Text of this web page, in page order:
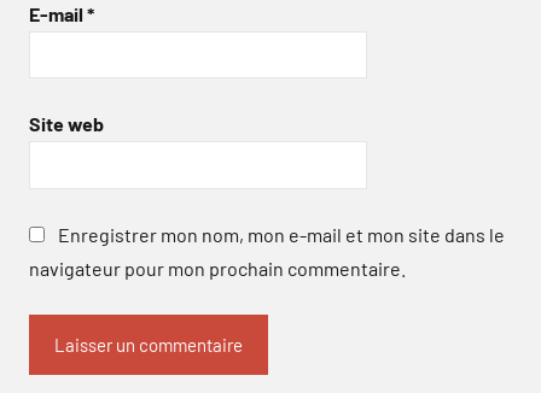
E-mail *
Site web
Enregistrer mon nom, mon e-mail et mon site dans le
navigateur pour mon prochain commentaire.